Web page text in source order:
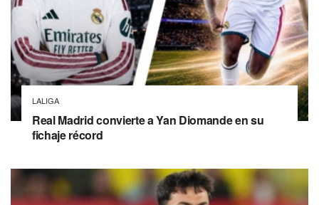
LALIGA
Real Madrid convierte a Yan Diomande en su
fichaje récord